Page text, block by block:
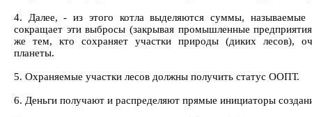
4. Далее, - из этого котла выделяются суммы, называемые
сокращает эти выбросы (закрывая промышленные
же тем, кто сохраняет участки природы (диких лесов),
планеты.
5. Охраняемые участки лесов должны получить статус ООПТ.
6. Деньги получают и распределяют прямые инициаторы